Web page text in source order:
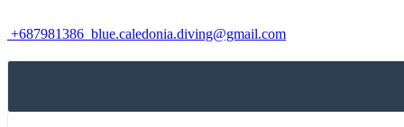
+687981386 blue.caledonia.diving@gmail.com